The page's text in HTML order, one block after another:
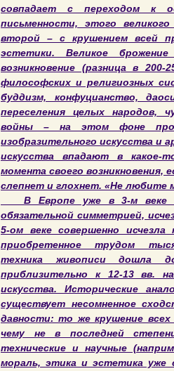
совпадает с переходом к
письменности, этого
второй – с крушением всей
эстетики. Великое
возникновение (разница в
философских и религиозных
буддизм, конфуцианство,
переселения целых народов,
войны – на этом фоне
изобразительного искусства и
искусства впадают в какое-
момента своего возникновения,
слепнет и глохнет. «Не любите
В Европе уже в 3-м веке
обязательной симметрией,
5-ом веке совершенно исчезла
приобретенное трудом
техника живописи дошла
приблизительно к 12-13 вв.
искусства. Исторические
существует несомненное
давности: то же крушение
чему не в последней
технические и научные
мораль, этика и эстетика уже